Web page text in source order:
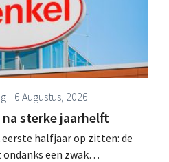
6 Augustus, 2026
sterke jaarhelft
halfjaar op zitten: de
een zwak